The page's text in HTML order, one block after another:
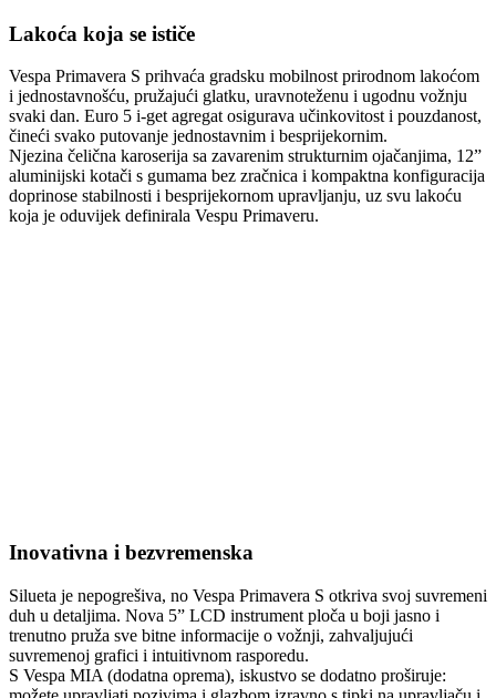
Lakoća koja se ističe
Vespa Primavera S prihvaća gradsku mobilnost prirodnom lakoćom
i jednostavnošću, pružajući glatku, uravnoteženu i ugodnu vožnju
svaki dan. Euro 5 i-get agregat osigurava učinkovitost i pouzdanost,
čineći svako putovanje jednostavnim i besprijekornim.
Njezina čelična karoserija sa zavarenim strukturnim ojačanjima, 12”
aluminijski kotači s gumama bez zračnica i kompaktna konfiguracija
doprinose stabilnosti i besprijekornom upravljanju, uz svu lakoću
koja je oduvijek definirala Vespu Primaveru.
Inovativna i bezvremenska
Silueta je nepogrešiva, no Vespa Primavera S otkriva svoj suvremeni
duh u detaljima. Nova 5” LCD instrument ploča u boji jasno i
trenutno pruža sve bitne informacije o vožnji, zahvaljujući
suvremenoj grafici i intuitivnom rasporedu.
S Vespa MIA (dodatna oprema), iskustvo se dodatno proširuje: